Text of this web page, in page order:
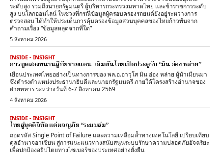
ระดับสูง รวมถึงนายกรัฐมนตรี ผู้บริหารกระทรวงมหาดไทย และข้าราชการระดับ
สูง บนโลกออนไลน์ ในช่วงที่กรณีข้อมูลผู้ครอบครองรถยนต์ยังอยู่ระหว่างการ
ตรวจสอบ ได้ทำให้ประเด็นการคุ้มครองข้อมูลส่วนบุคคลของไทยก้าวพ้นจาก
คำถามเรื่อง “ข้อมูลหลุดจากที่ใด”
5 สิงหาคม 2026
INSIDE - INSIGHT
การทูตสองขนานสู้ภัยชายแดน เดิมพันไทยเปิดประตูรับ “มิน อ่อง หล่าย”
เยือนประเทศไทยอย่างเป็นทางการของ พล.อ.อาวุโส มิน อ่อง หล่าย ผู้นำเมียนมา
ซึ่งดำรงตำแหน่งประธานาธิบดีและนายกรัฐมนตรี ภายใต้โครงสร้างอำนาจของ
ฝ่ายทหาร ระหว่างวันที่ 6-7 สิงหาคม 2569
4 สิงหาคม 2026
INSIDE - INSIGHT
ไทยสู่ยุคดิจิทัล แต่ผจญภัย “ระบบล่ม”
ถอดรหัส Single Point of Failure และความเหลื่อมล้ำทางเทคโนโลยี เปรียบเทียบ
ดุลอำนาจอาเซียน สู่การแนะแนวทางสนับสนุนระบบรักษาความปลอดภัยอัจฉริยะ
เพื่อปกป้องอธิปไตยทางไซเบอร์ของประเทศอย่างยั่งยืน